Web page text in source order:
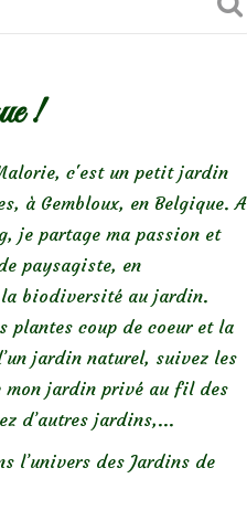
!
c'est un petit jardin
à Gembloux, en Belgique. A
je partage ma passion et
paysagiste, en
la biodiversité au jardin.
plantes coup de coeur et la
jardin naturel, suivez les
mon jardin privé au fil des
d’autres jardins,...
l’univers des Jardins de